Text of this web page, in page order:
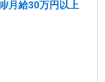
/月給30万円以上